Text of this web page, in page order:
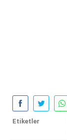
Etiketler